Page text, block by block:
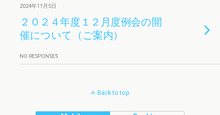
2024年11月5日
２０２４年度１２月度例会の開
催について（ご案内）
NO RESPONSES
Back to top